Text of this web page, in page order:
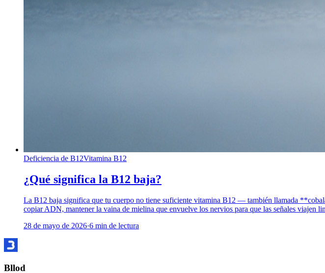
Deficiencia de B12Vitamina B12
¿Qué significa la B12 baja?
La B12 baja significa que tu cuerpo no tiene suficiente vitamina B12 — también llamada
copiar ADN, mantener la vaina de mielina que envuelve los nervios para que las señales viajen
28 de mayo de 2026·6 min de lectura
Bllod